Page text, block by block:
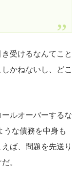
受けるなんてこと
かねないし、どこ
ルオーバーするな
うな債務を中身も
ば、問題を先送り
。